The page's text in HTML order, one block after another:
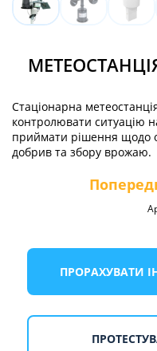
МЕТЕОСТАНЦІЯ
Стаціонарна
контролювати ситуацію
приймати рішення щодо
добрив та збору врожаю.
ПРОРАХУВАТИ